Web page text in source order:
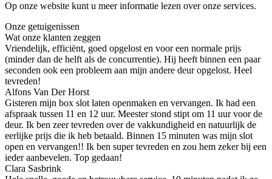
Op onze website kunt u meer informatie lezen over onze services.
Onze getuigenissen
Wat onze klanten zeggen
Vriendelijk, efficiënt, goed opgelost en voor een normale prijs
(minder dan de helft als de concurrentie). Hij heeft binnen een paar
seconden ook een probleem aan mijn andere deur opgelost. Heel
tevreden!
Alfons Van Der Horst
Gisteren mijn box slot laten openmaken en vervangen. Ik had een
afspraak tussen 11 en 12 uur. Meester stond stipt om 11 uur voor de
deur. Ik ben zeer tevreden over de vakkundigheid en natuurlijk de
eerlijke prijs die ik heb betaald. Binnen 15 minuten was mijn slot
open en vervangen!! Ik ben super tevreden en zou hem zeker bij een
ieder aanbevelen. Top gedaan!
Clara Sasbrink